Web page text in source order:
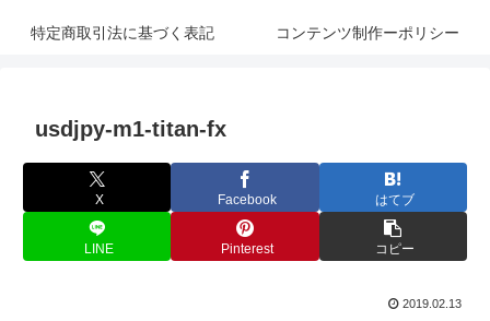
特定商取引法に基づく表記 コンテンツ制作ーポリシー
usdjpy-m1-titan-fx
X Facebook はてブ
LINE Pinterest コピー
2019.02.13